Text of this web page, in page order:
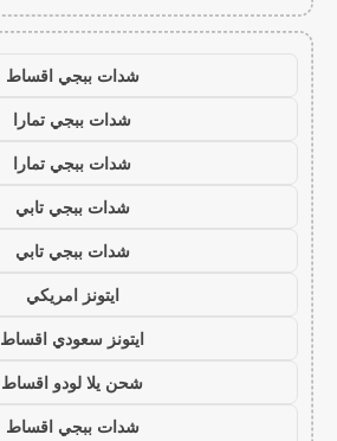
شدات ببجي اقساط
شدات ببجي تمارا
شدات ببجي تمارا
شدات ببجي تابي
شدات ببجي تابي
ايتونز امريكي
ايتونز سعودي اقساط
شحن يلا لودو اقساط
شدات ببجي اقساط